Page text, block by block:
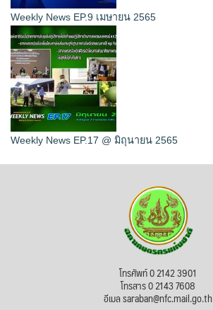
Weekly News EP.9 เมษายน 2565
Weekly News EP.17 @ มิถุนายน 2565
โทรศัพท์ 0 2142 3901
โทรสาร 0 2143 7608
อีเมล saraban@nfc.mail.go.th